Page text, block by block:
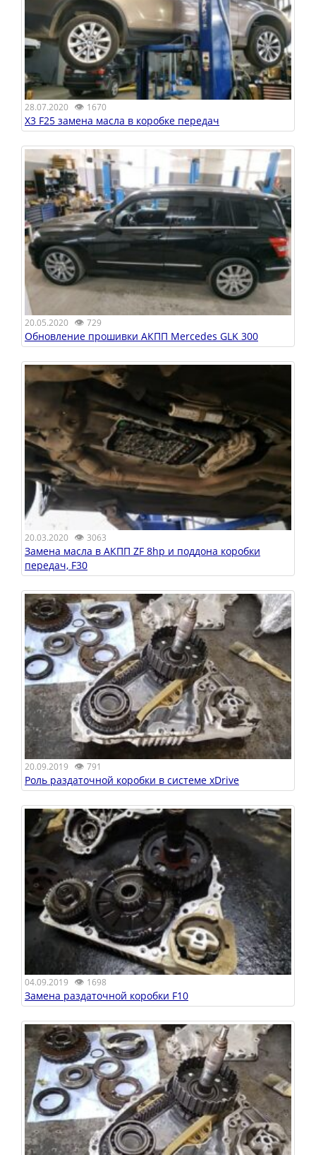
28.07.2020 👁 1670
X3 F25 замена масла в коробке передач
20.05.2020 👁 729
Обновление прошивки АКПП Mercedes GLK 300
20.03.2020 👁 3063
Замена масла в АКПП ZF 8hp и поддона коробки
передач, F30
20.09.2019 👁 791
Роль раздаточной коробки в системе xDrive
04.09.2019 👁 1698
Замена раздаточной коробки F10